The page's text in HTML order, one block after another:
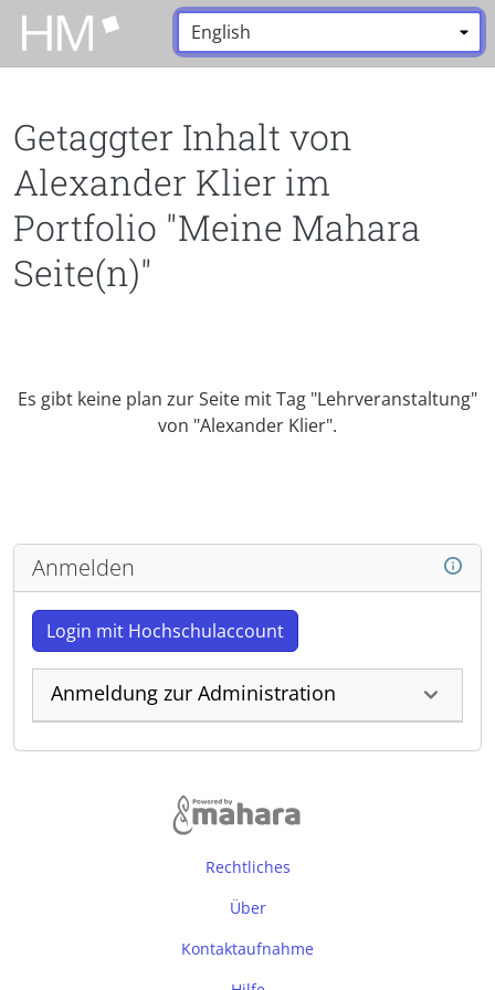
Zum Hauptinhalt zurückspringen
Sprache:
Getaggter Inhalt von
Alexander Klier im
Portfolio "Meine Mahara
Seite(n)"
Es gibt keine plan zur Seite mit Tag "Lehrveranstaltung"
von "Alexander Klier".
Anmelden
Login mit Hochschulaccount
Anmeldung zur Administration
Rechtliches
Über
Kontaktaufnahme